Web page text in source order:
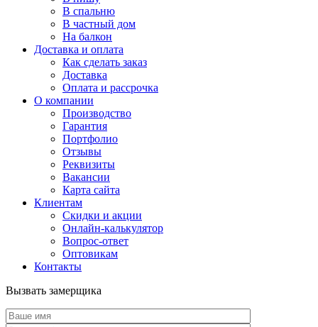
В спальню
В частный дом
На балкон
Доставка и оплата
Как сделать заказ
Доставка
Оплата и рассрочка
О компании
Производство
Гарантия
Портфолио
Отзывы
Реквизиты
Вакансии
Карта сайта
Клиентам
Скидки и акции
Онлайн-калькулятор
Вопрос-ответ
Оптовикам
Контакты
Вызвать замерщика